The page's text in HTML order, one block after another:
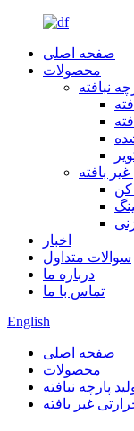
صفحه اصلی
محصولات
نبافته
بافته
کن
اخبار
سوالات متداول
درباره ما
تماس با ما
English
صفحه اصلی
محصولات
پارچه نبافته
غیر بافته